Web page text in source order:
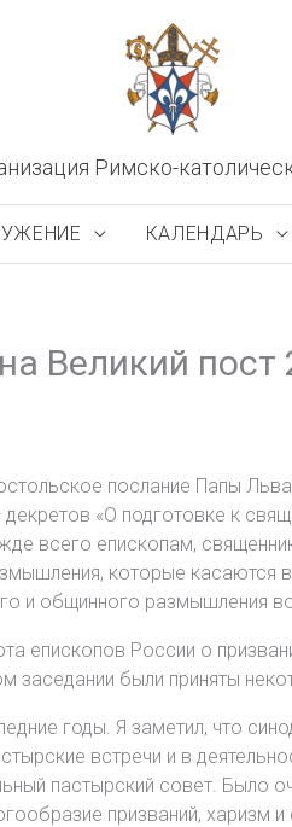
Римско-
КАЛЕНДАРЬ
Великий пост
послание Папы
«О подготовке к
всего епископам,
которые
и общинного размышления
епископов России о
заседании были приняты
годы. Я заметил, что
встречи и в
пастырский совет. Было
призваний, харизм